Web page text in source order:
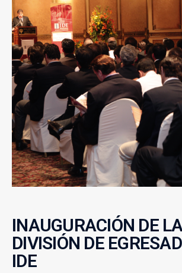
INAUGURACIÓN DE LA
DIVISIÓN DE
IDE